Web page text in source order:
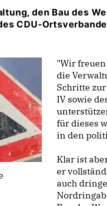
den Bau des
CDU-
"Wir
die
Schritte
IV sowie
für dieses
in den
Klar ist
er
auch